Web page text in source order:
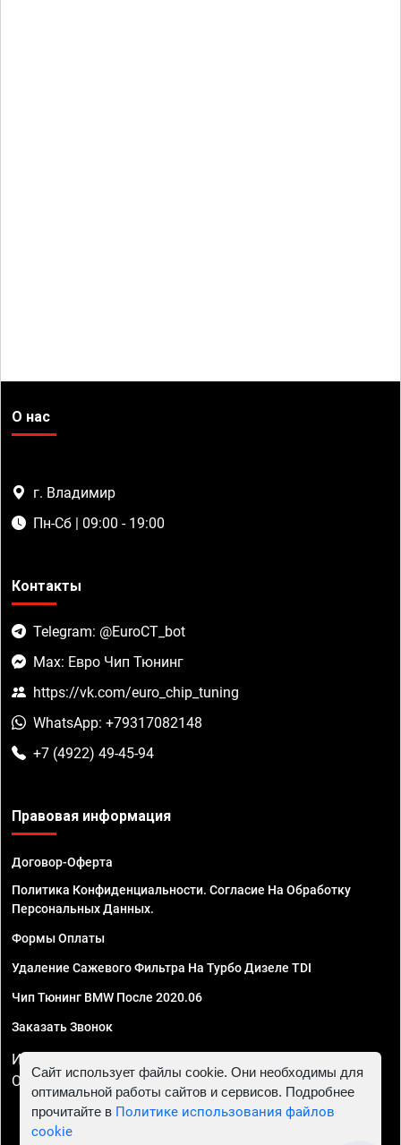
О нас
г. Владимир
Пн-Сб | 09:00 - 19:00
Контакты
Telegram: @EuroCT_bot
Max: Евро Чип Тюнинг
https://vk.com/euro_chip_tuning
WhatsApp: +79317082148
+7 (4922) 49-45-94
Правовая информация
Договор-Оферта
Политика Конфиденциальности. Согласие На Обработку
Персональных Данных.
Формы Оплаты
Удаление Сажевого Фильтра На Турбо Дизеле TDI
Чип Тюнинг BMW После 2020.06
Заказать Звонок
ИП Смирнов Георгий Павлович. ИНН 781302555843,
ОГРНИП 324470400032610
Сайт использует файлы cookie. Они необходимы для
оптимальной работы сайтов и сервисов. Подробнее
прочитайте в Политике использования файлов
cookie